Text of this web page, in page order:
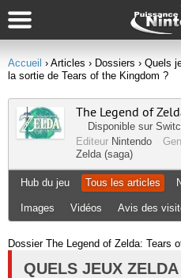
Accueil › Articles › Dossiers › Quels
la sortie de Tears of the Kingdom ?
The Legend of
Disponible sur
Editeur Nintendo
Zelda (saga)
Hub du jeu Tous les articles
Images Vidéos Avis des
Dossier The Legend of Zelda: Tears
QUELS JEUX ZELDA